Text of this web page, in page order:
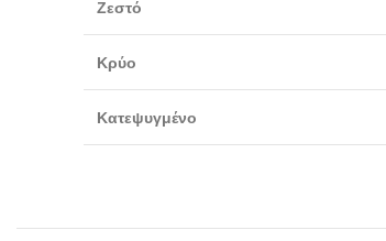
Ζεστό
Κρύο
Κατεψυγμένο